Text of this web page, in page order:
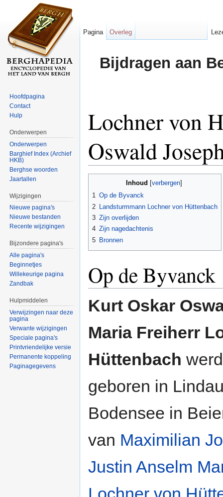
Bijdragen aan
Lochner von
Oswald
Inhoud verbergen]
1 Op de Byvanck
2 Landsturmmann Lochner von Hüttenbach
3 Zijn overlijden
4 Zijn nagedachtenis
5 Bronnen
Op de Byvanck
Kurt Oskar
Maria Freiherr
Hüttenbach
geboren in
Bodensee in
van Maximilian
Justin Anselm
Pagina Overleg
Hoofdpagina
Contact
Hulp
Onderwerpen
Onderwerpen
Barghief Index (Archief
HKB)
Berghse woorden
Jaartallen
Wijzigingen
Nieuwe pagina's
Nieuwe bestanden
Recente wijzigingen
Bijzondere pagina's
Alle pagina's
Beginnetjes
Willekeurige pagina
Zandbak
Hulpmiddelen
Verwijzingen naar deze
pagina
Verwante wijzigingen
Speciale pagina's
Printvriendelijke versie
Permanente koppeling
Paginagegevens